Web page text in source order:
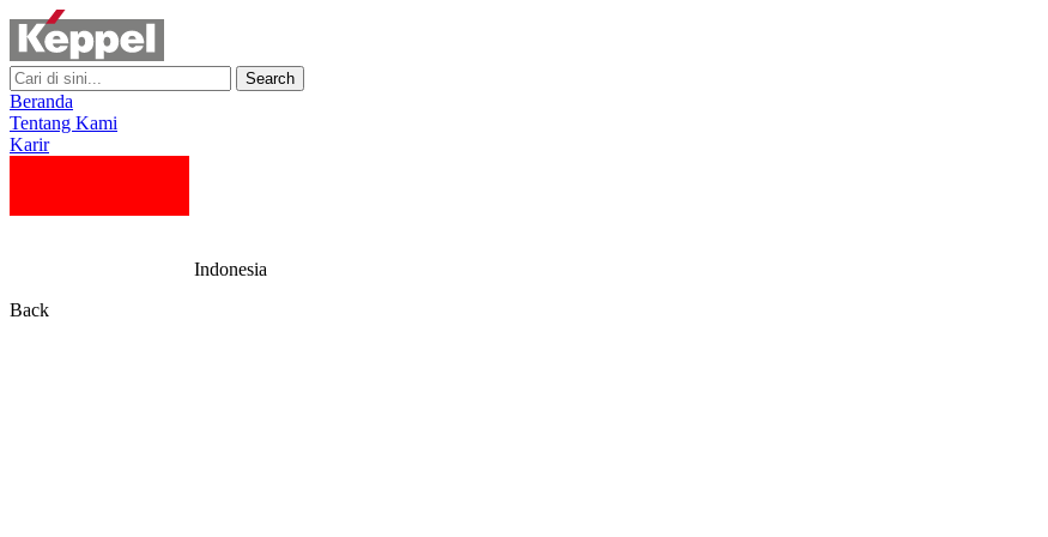
Search
Beranda
Tentang Kami
Karir
Indonesia
Back